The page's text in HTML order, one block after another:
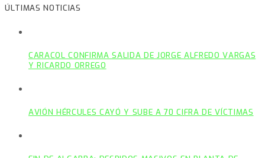
ÚLTIMAS NOTICIAS
CARACOL CONFIRMA SALIDA DE JORGE ALFREDO VARGAS
Y RICARDO ORREGO
AVIÓN HÉRCULES CAYÓ Y SUBE A 70 CIFRA DE VÍCTIMAS